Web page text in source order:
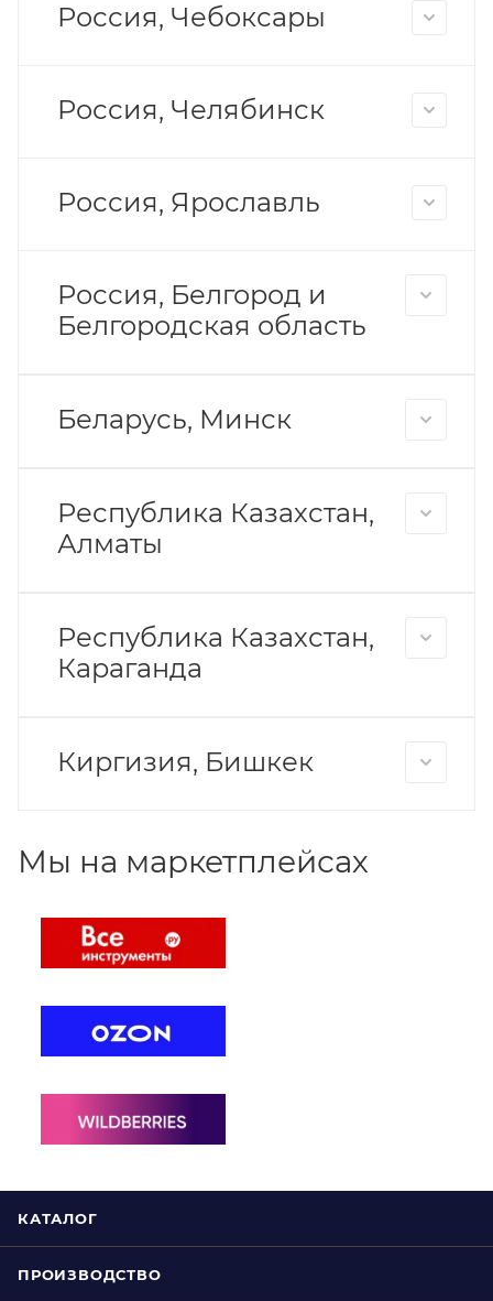
Россия, Чебоксары
Россия, Челябинск
Россия, Ярославль
Россия, Белгород и
Белгородская область
Беларусь, Минск
Республика Казахстан,
Алматы
Республика Казахстан,
Караганда
Киргизия, Бишкек
Мы на маркетплейсах
КАТАЛОГ
ПРОИЗВОДСТВО